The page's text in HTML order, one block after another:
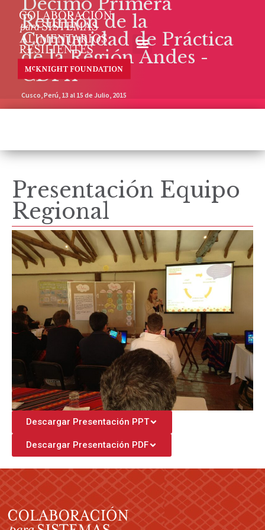
Reunión de la
Comunidad de Práctica
de la Región Andes -
CDP11
Cusco, Perú, 13 al 15 de Julio, 2015
Presentación Equipo
Regional
Descargar Presentación PPT
Descargar Presentación PDF